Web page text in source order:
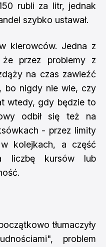
rubli za litr, jednak
szybko ustawał.
kierowców. Jedna z
że przez problemy z
na czas zawieźć
bo nigdy nie wie, czy
wtedy, gdy będzie to
odbił się też na
- przez limity
kolejkach, a część
liczbę kursów lub
tłumaczyły
problem